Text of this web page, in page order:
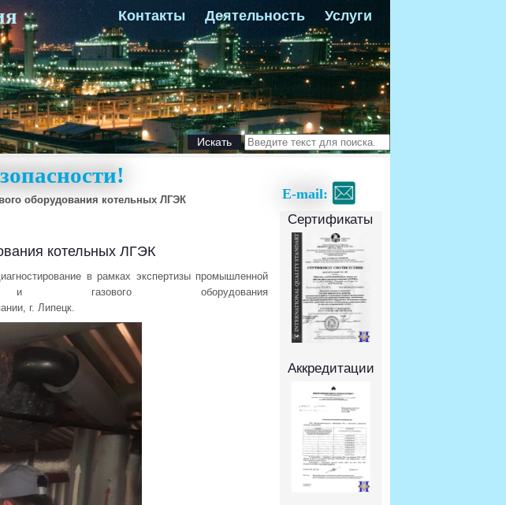
Контакты Деятельность Услуги
Искать
E-mail:
оборудования котельных ЛГЭК
котельных ЛГЭК
в рамках экспертизы промышленной
и газового оборудования
г. Липецк.
Сертификаты
Аккредитации